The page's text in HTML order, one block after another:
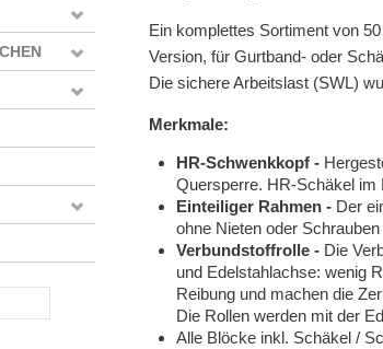
Ein komplettes Sortiment von
Version, für Gurtband- oder
Die sichere Arbeitslast (SWL)
Merkmale:
HR-Schwenkkopf -
Quersperre. HR-Schäkel im
Einteiliger Rahmen - Der
ohne Nieten oder
Verbundstoffrolle - Die
und Edelstahlachse: wenig
Reibung und machen die
Die Rollen werden mit der
Alle Blöcke inkl. Schäkel /